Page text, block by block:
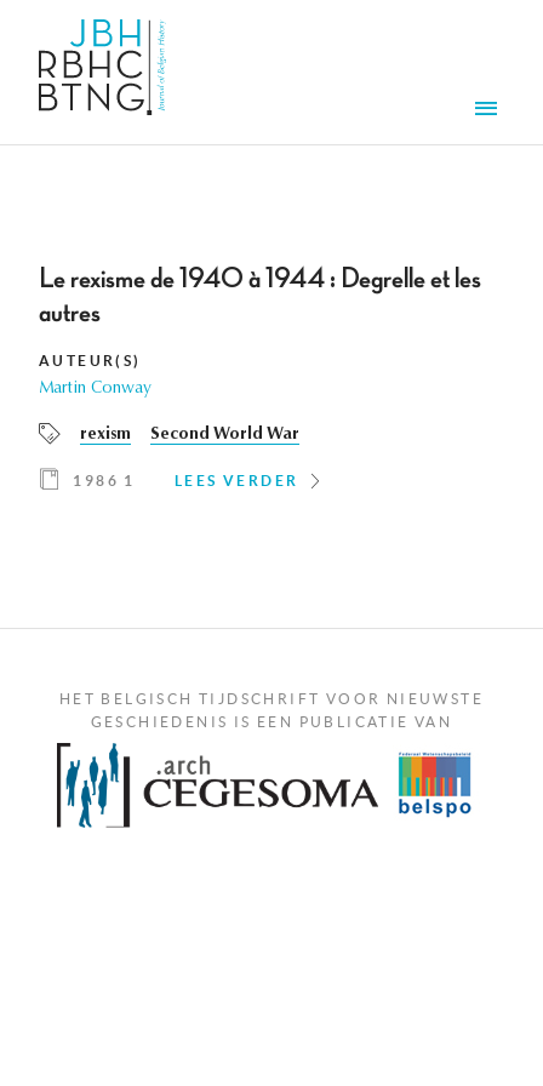
Le rexisme de 1940 à 1944 : Degrelle et les
autres
AUTEUR(S)
Martin Conway
rexism Second World War
1986 1 LEES VERDER
HET BELGISCH TIJDSCHRIFT VOOR NIEUWSTE
GESCHIEDENIS IS EEN PUBLICATIE VAN